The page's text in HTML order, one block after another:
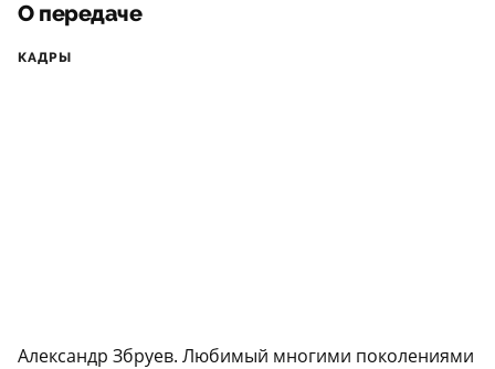
О передаче
КАДРЫ
Александр Збруев. Любимый многими поколениями